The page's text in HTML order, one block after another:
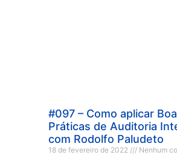
#097 – Como aplicar
Práticas de Auditoria
com Rodolfo Paludeto
18 de fevereiro de 2022 Nenhum